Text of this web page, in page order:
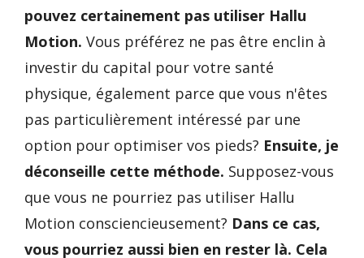
pouvez certainement pas utiliser Hallu
Motion. Vous préférez ne pas être enclin à
investir du capital pour votre santé
physique, également parce que vous n'êtes
pas particulièrement intéressé par une
option pour optimiser vos pieds? Ensuite, je
déconseille cette méthode. Supposez-vous
que vous ne pourriez pas utiliser Hallu
Motion consciencieusement? Dans ce cas,
vous pourriez aussi bien en rester là. Cela